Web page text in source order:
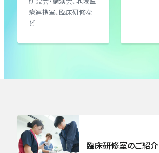
産婦人科（婦人科）
外科・肝胆膵外科・消化管外科
総合整形外科
療連携室、臨床研修な
ど
臨床研修室のご紹介